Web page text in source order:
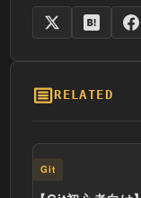
RELATED
Git